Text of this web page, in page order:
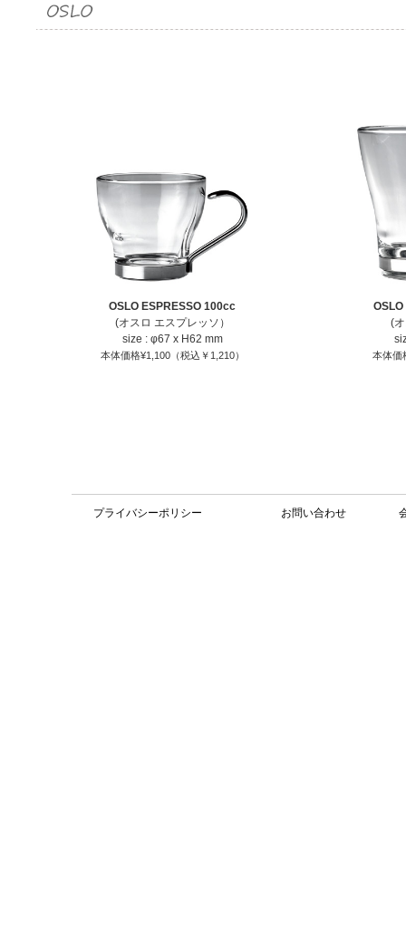
OSLO ESPRESSO 100cc
(オスロ エスプレッソ）
size : φ67 x H62 mm
本体価格¥1,100（税込￥1,210）
(
本体価